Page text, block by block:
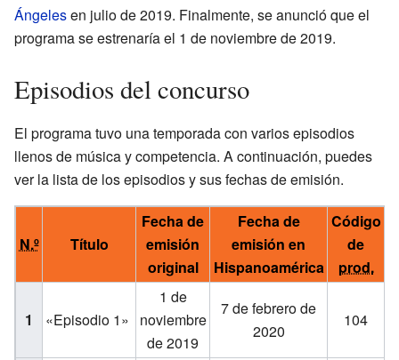
Ángelesen julio de 2019. Finalmente, se anunció que el
programa se estrenaría el 1 de noviembre de 2019.
Episodios del concurso
El programa tuvo una temporada con varios episodios
llenos de música y competencia. A continuación, puedes
ver la lista de los episodios y sus fechas de emisión.
N.º Título
Fecha de
emisión
original
Fecha de
emisión en
Hispanoamérica
Código
de
prod.
1 «Episodio 1»
1 de
noviembre
de 2019
7 de febrero de
2020
104